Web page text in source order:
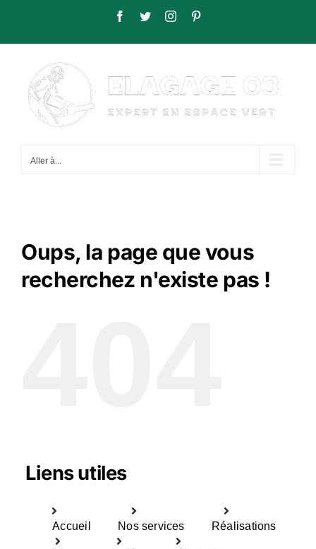
Facebook
TwitterInstagram
Aller à...
Oups, la page que vous
recherchez n'existe pas !
Liens utiles
Accueil Nos services Réalisations